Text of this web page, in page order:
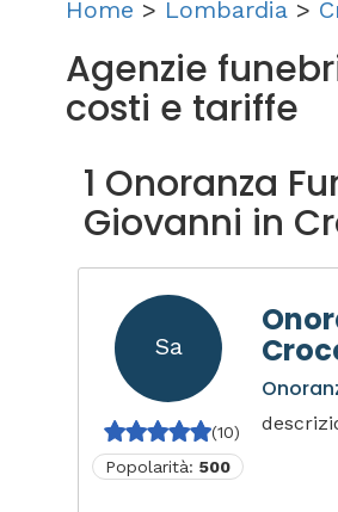
Home > Lombardia >
Agenzie
costi e tariffe
1 Onoranza
Giovanni in
Sa
(10)
Popolarità: 500